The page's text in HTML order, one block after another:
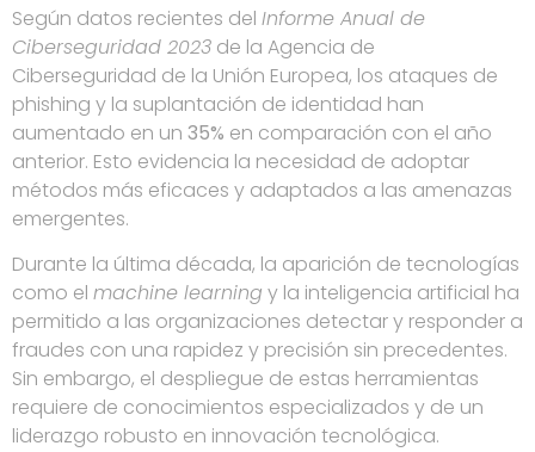
Según datos recientes del Informe Anual de
Ciberseguridad 2023 de la Agencia de
Ciberseguridad de la Unión Europea, los ataques de
phishing y la suplantación de identidad han
aumentado en un 35% en comparación con el año
anterior. Esto evidencia la necesidad de adoptar
métodos más eficaces y adaptados a las amenazas
emergentes.
Durante la última década, la aparición de tecnologías
como el machine learning y la inteligencia artificial ha
permitido a las organizaciones detectar y responder a
fraudes con una rapidez y precisión sin precedentes.
Sin embargo, el despliegue de estas herramientas
requiere de conocimientos especializados y de un
liderazgo robusto en innovación tecnológica.